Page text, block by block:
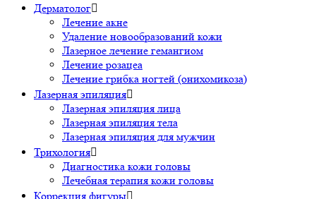
Дерматолог
Лечение акне
Удаление новообразований кожи
Лазерное лечение гемангиом
Лечение розацеа
Лечение грибка ногтей (онихомикоза)
Лазерная эпиляция
Лазерная эпиляция лица
Лазерная эпиляция тела
Лазерная эпиляция для мужчин
Трихология
Диагностика кожи головы
Лечебная терапия кожи головы
Коррекция фигуры